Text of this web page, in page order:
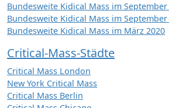
Bundesweite Kidical Mass im September
Bundesweite Kidical Mass im September
Bundesweite Kidical Mass im März 2020
Critical-Mass-Städte
Critical Mass London
New York Critical Mass
Critical Mass Berlin